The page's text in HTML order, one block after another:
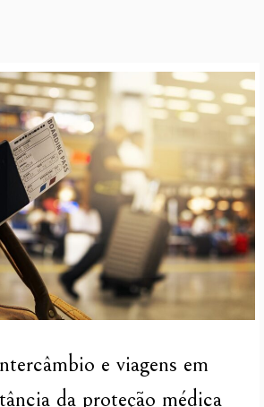
e viagens em
da proteção médica